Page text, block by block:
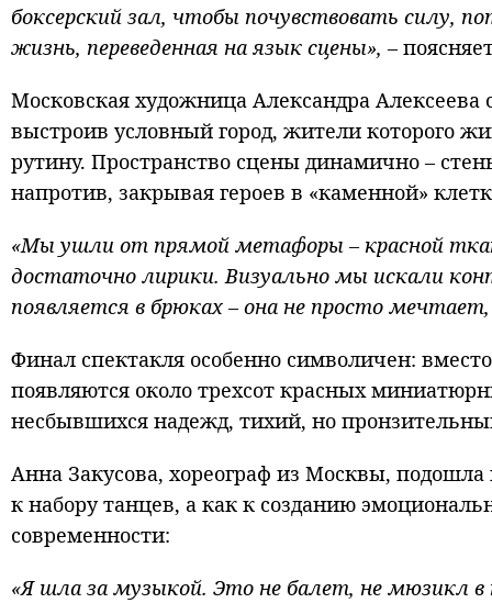
боксерский зал, чтобы почувствовать силу,
жизнь, переведенная на язык сцены», –
Московская художница Александра
выстроив условный город, жители которого
рутину. Пространство сцены динамично –
напротив, закрывая героев в «каменной»
«Мы ушли от прямой метафоры – красной
достаточно лирики. Визуально мы искали
появляется в брюках – она не просто
Финал спектакля особенно символичен:
появляются около трехсот красных
несбывшихся надежд, тихий, но
Анна Закусова, хореограф из Москвы,
к набору танцев, а как к созданию
современности:
«Я шла за музыкой. Это не балет, не мюзикл